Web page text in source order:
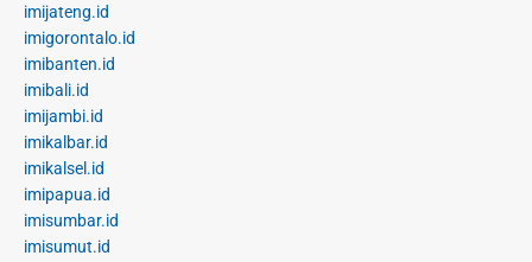
imijateng.id
imigorontalo.id
imibanten.id
imibali.id
imijambi.id
imikalbar.id
imikalsel.id
imipapua.id
imisumbar.id
imisumut.id